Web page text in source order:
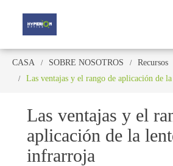
CASA SOBRE NOSOTROS
Recursos
Las ventajas y el rango de aplicación de
Las ventajas y el
aplicación de la
infrarroja